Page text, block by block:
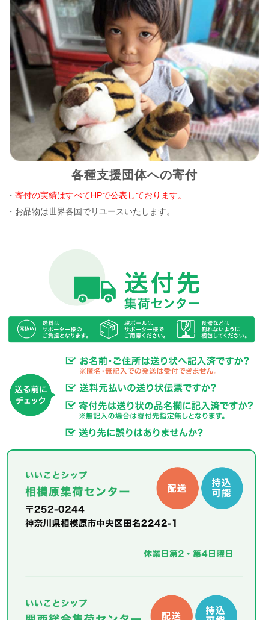
各種支援団体への寄付
・寄付の実績はすべてHPで公表しております。
・お品物は世界各国でリユースいたします。